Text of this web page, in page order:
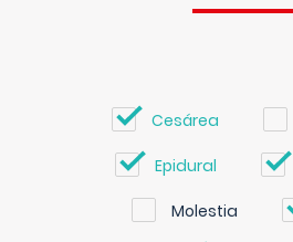
Cesárea
Epidural
Molestia